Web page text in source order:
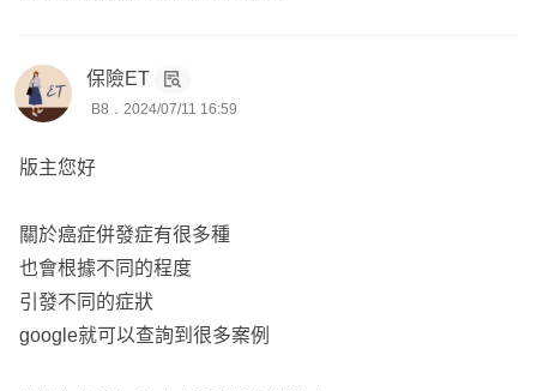
保險ET
B8．2024/07/11 16:59
版主您好
關於癌症併發症有很多種
也會根據不同的程度
引發不同的症狀
google就可以查詢到很多案例